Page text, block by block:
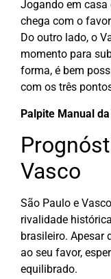
Jogando em casa
chega com o
Do outro lado, o
momento para
forma, é bem
com os três
Palpite Manual
Vasco
São Paulo e
rivalidade
brasileiro. Apesar
ao seu favor,
equilibrado.